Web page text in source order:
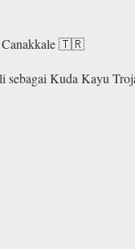
Canakkale 🇹🇷
sebagai Kuda Kayu